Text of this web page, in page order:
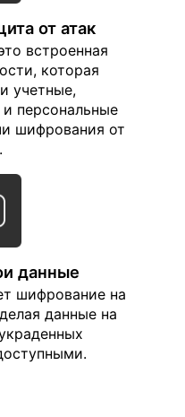
от атак
встроенная
которая
учетные,
персональные
шифрования от
данные
шифрование на
данные на